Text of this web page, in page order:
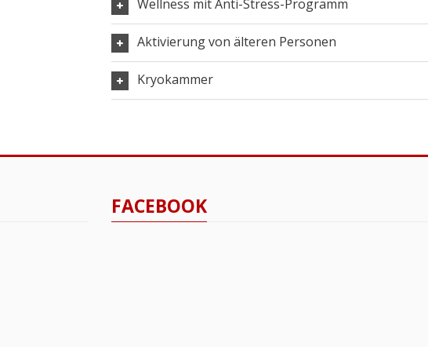
Wellness mit Anti-Stress-Programm
Aktivierung von älteren Personen
Kryokammer
FACEBOOK